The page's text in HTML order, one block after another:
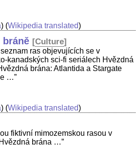
) (Wikipedia translated)
bráně [Culture]
seznam ras objevujících se v
kanadských sci-fi seriálech Hvězdná
brána: Atlantida a Stargate
…”
) (Wikipedia translated)
fiktivní mimozemskou rasou v
brána …”